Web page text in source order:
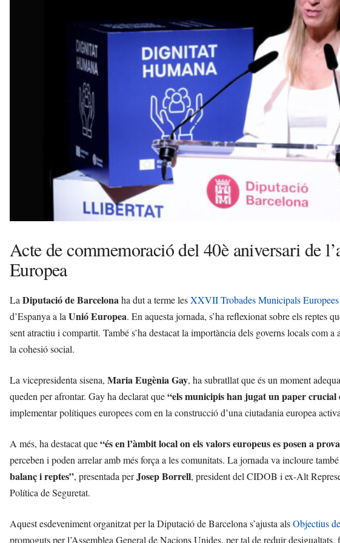
Acte de commemoració del 40è aniversari de
Europea
LaDiputació de Barcelonaha dut a terme lesXXVII Trobades Municipals Europees
d’Espanya a laUnió Europea. En aquesta jornada, s’ha reflexionat sobre els reptes
sent atractiu i compartit. També s’ha destacat la importància dels governs locals com
la cohesió social.
La vicepresidenta sisena, Maria Eugènia Gay, ha subratllat que és un moment
queden per afrontar. Gay ha declarat que“els municipis han jugat un paper crucial
implementar polítiques europees com en la construcció d’una ciutadania europea
A més, ha destacat que“és en l’àmbit local on els valors europeus es posen a
perceben i poden arrelar amb més força a les comunitats. La jornada va incloure
balanç i reptes”, presentada perJosep Borrell, president del CIDOB i ex-Alt
Política de Seguretat.
Aquest esdeveniment organitzat per la Diputació de Barcelona s’ajusta alsObjectius
promoguts per l’Assemblea General de Nacions Unides, per tal de reduir